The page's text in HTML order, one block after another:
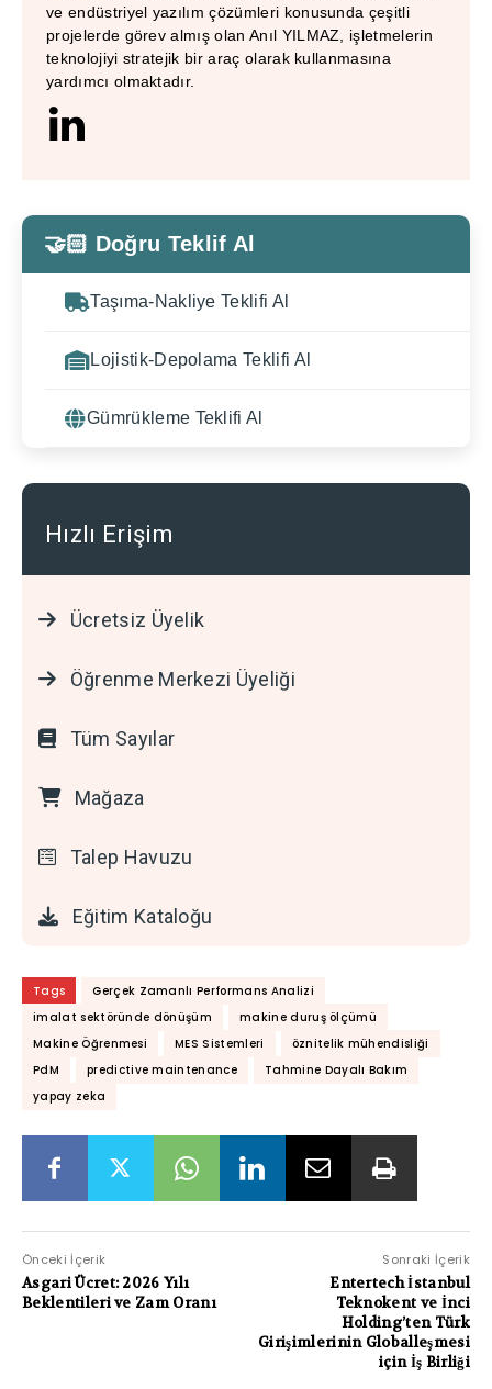
ve endüstriyel yazılım çözümleri konusunda çeşitli
projelerde görev almış olan Anıl YILMAZ, işletmelerin
teknolojiyi stratejik bir araç olarak kullanmasına
yardımcı olmaktadır.
🤝🏻 Doğru Teklif Al
Taşıma-Nakliye Teklifi Al
Lojistik-Depolama Teklifi Al
Gümrükleme Teklifi Al
Hızlı Erişim
Ücretsiz Üyelik
Öğrenme Merkezi Üyeliği
Tüm Sayılar
Mağaza
Talep Havuzu
Eğitim Kataloğu
Tags
Gerçek Zamanlı Performans Analizi
imalat sektöründe dönüşüm
makine duruş ölçümü
Makine Öğrenmesi
MES Sistemleri
öznitelik mühendisliği
PdM
predictive maintenance
Tahmine Dayalı Bakım
yapay zeka
Önceki İçerik
Asgari Ücret: 2026 Yılı
Beklentileri ve Zam Oranı
Sonraki İçerik
Entertech İstanbul
Teknokent ve İnci
Holding’ten Türk
Girişimlerinin Globalleşmesi
için İş Birliği